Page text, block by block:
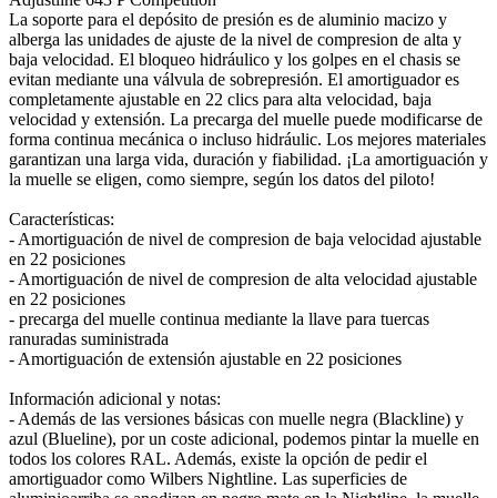
La soporte para el depósito de presión es de aluminio macizo y
alberga las unidades de ajuste de la nivel de compresion de alta y
baja velocidad. El bloqueo hidráulico y los golpes en el chasis se
evitan mediante una válvula de sobrepresión. El amortiguador es
completamente ajustable en 22 clics para alta velocidad, baja
velocidad y extensión. La precarga del muelle puede modificarse de
forma continua mecánica o incluso hidráulic. Los mejores materiales
garantizan una larga vida, duración y fiabilidad. ¡La amortiguación y
la muelle se eligen, como siempre, según los datos del piloto!
Características:
- Amortiguación de nivel de compresion de baja velocidad ajustable
en 22 posiciones
- Amortiguación de nivel de compresion de alta velocidad ajustable
en 22 posiciones
- precarga del muelle continua mediante la llave para tuercas
ranuradas suministrada
- Amortiguación de extensión ajustable en 22 posiciones
Información adicional y notas:
- Además de las versiones básicas con muelle negra (Blackline) y
azul (Blueline), por un coste adicional, podemos pintar la muelle en
todos los colores RAL. Además, existe la opción de pedir el
amortiguador como Wilbers Nightline. Las superficies de